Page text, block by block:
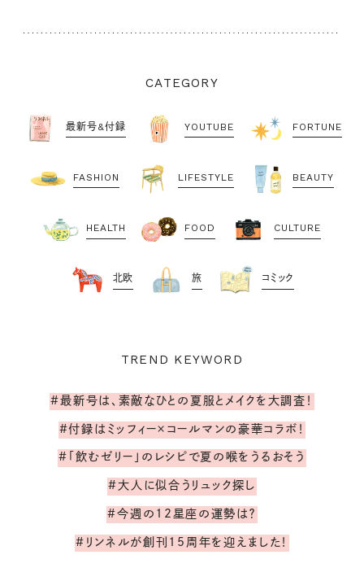
CATEGORY
最新号&付録 YOUTUBE FORTUNE
FASHION LIFESTYLE BEAUTY
HEALTH FOOD CULTURE
北欧 旅 コミック
TREND KEYWORD
#最新号は、素敵なひとの夏服とメイクを大調査！
#付録はミッフィー×コールマンの豪華コラボ！
#「飲むゼリー」のレシピで夏の喉をうるおそう
#大人に似合うリュック探し
#今週の12星座の運勢は？
#リンネルが創刊15周年を迎えました！